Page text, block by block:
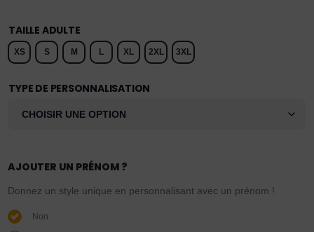
TAILLE ADULTE
XS S M L XL 2XL 3XL
TYPE DE PERSONNALISATION
AJOUTER UN PRÉNOM ?
Donnez un style unique en personnalisant avec un prénom !
Non